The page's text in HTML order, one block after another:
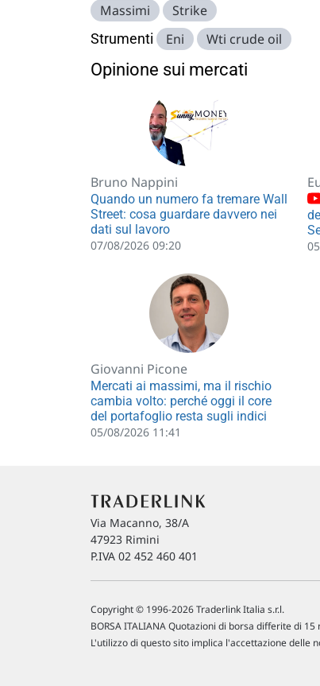
Massimi
Strike
Strumenti Eni Wti crude oil
Opinione sui mercati
Bruno Nappini
Quando un numero fa tremare Wall
Street: cosa guardare davvero nei
dati sul lavoro
07/08/2026 09:20
Giovanni Picone
Mercati ai massimi, ma il rischio
cambia volto: perché oggi il core
del portafoglio resta sugli indici
05/08/2026 11:41
Via Macanno, 38/A
47923 Rimini
P.IVA 02 452 460 401
Copyright © 1996-2026 Traderlink Italia s.r.l.
BORSA ITALIANA Quotazioni di borsa differite di
L'utilizzo di questo sito implica l'accettazione delle